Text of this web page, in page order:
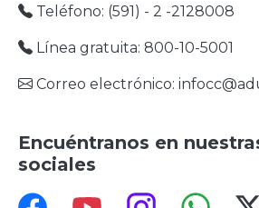
Teléfono: (591) - 2 -2128008
Línea gratuita: 800-10-5001
Correo electrónico:
Encuéntranos en
sociales